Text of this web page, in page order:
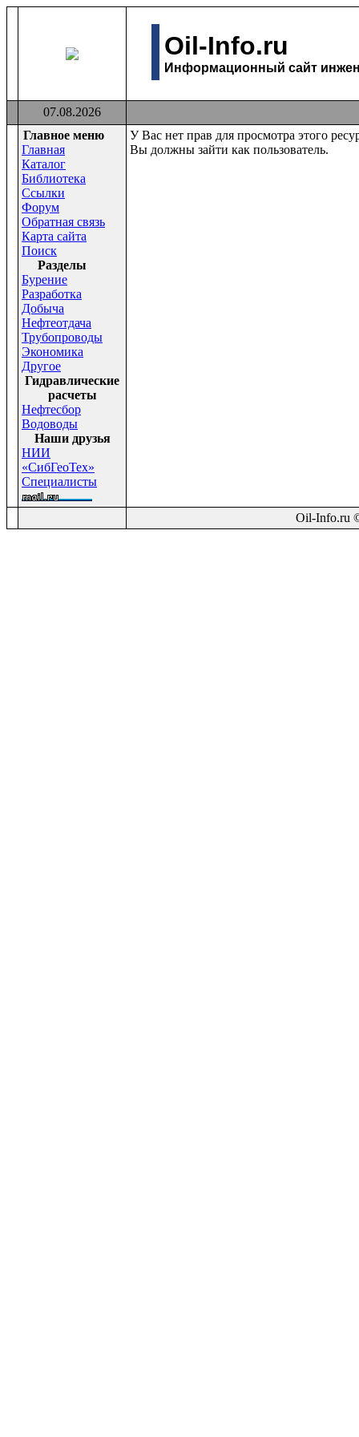
Oil-Info.ru
Информационный сайт
07.08.2026
Главное меню
Главная
Каталог
Библиотека
Ссылки
Форум
Обратная связь
Карта сайта
Поиск
Раздeлы
Бурение
Разработка
Добыча
Нефтеотдача
Трубопроводы
Экономика
Другое
Гидравлические
расчеты
Нефтесбор
Водоводы
Наши друзья
НИИ
«СибГеоТех»
Специалисты
У Вас нет прав для просмотра этого
Вы должны зайти как пользователь.
Oil-Info.ru